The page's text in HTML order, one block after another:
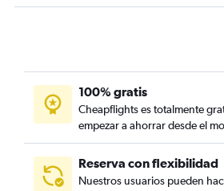
100% gratis
Cheapflights es totalmente
empezar a ahorrar desde el
Reserva con flexibilidad
Nuestros usuarios pueden